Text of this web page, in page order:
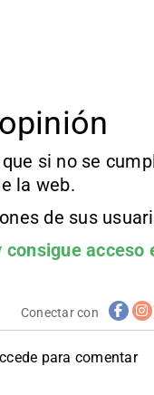
que si no se
la web.
de sus
consigue acceso
Conectar con
para comentar